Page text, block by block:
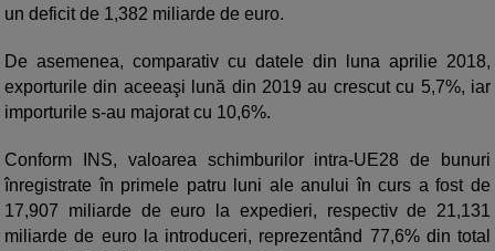
un deficit de 1,382 miliarde de euro.
De asemenea, comparativ cu datele din luna aprilie 2018,
exporturile din aceeaşi lună din 2019 au crescut cu 5,7%, iar
importurile s-au majorat cu 10,6%.
Conform INS, valoarea schimburilor intra-UE28 de bunuri
înregistrate în primele patru luni ale anului în curs a fost de
17,907 miliarde de euro la expedieri, respectiv de 21,131
miliarde de euro la introduceri, reprezentând 77,6% din total